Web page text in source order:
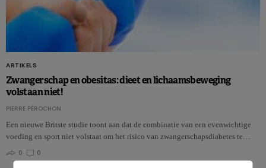
ARTIKELS
Zwangerschap en obesitas: dieet en lichaamsbeweging
volstaan niet!
PIERRE PÉROCHON
Een nieuwe Britste studie toont aan dat de combinatie van een evenwichtige
voeding en sport niet volstaat om het risico van zwangerschapsdiabetes te…
0
0